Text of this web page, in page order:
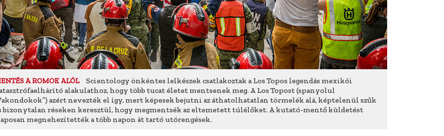
A ROMOK ALÓL
Scientology önkéntes lelkészek csatlakoztak a Los Topos legendás mexikói
alakulathoz, hogy több tucat életet mentsenek meg. A Los Topost (spanyolul
azért nevezték el így, mert képesek bejutni az áthatolhatatlan törmelék alá, képtelenül szűk
bizonytalan réseken keresztül, hogy megmentsék az eltemetett túlélőket. A kutató-mentő küldetést
megnehezítették a több napon át tartó utórengések.